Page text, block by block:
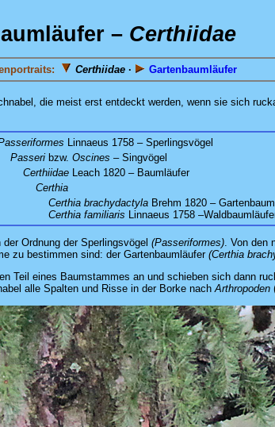
– Certhiidae
Certhiidae· Gartenbaumläufer
die meist erst entdeckt werden, wenn sie sich
Linnaeus 1758 – Sperlingsvögel
Passeri bzw. Oscines – Singvögel
Certhiidae Leach 1820 – Baumläufer
Certhia
Certhia brachydactyla Brehm 1820 –
Certhia familiaris Linnaeus 1758
der Ordnung der Sperlingsvögel (Passeriformes) . Von den
zu bestimmen sind: der Gartenbaumläufer (Certhia
Teil eines Baumstammes an und schieben sich dann
alle Spalten und Risse in der Borke nachArthropoden